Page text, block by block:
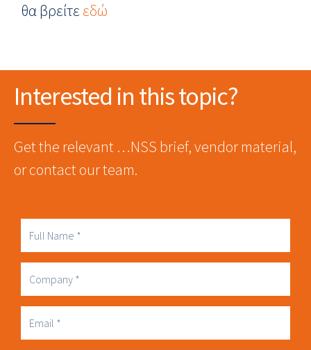
θα βρείτεεδώ
Interested in this topic?
Get the relevant …NSS brief, vendor material,
or contact our team.
Full
Name
Company
Business
Email